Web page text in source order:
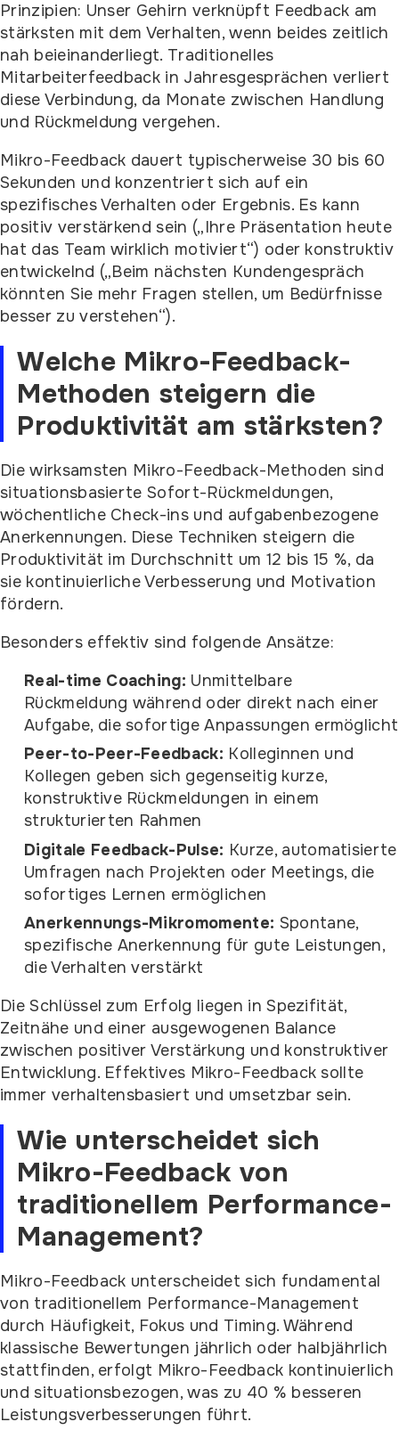
Prinzipien: Unser Gehirn verknüpft Feedback am
stärksten mit dem Verhalten, wenn beides zeitlich
nah beieinanderliegt. Traditionelles
Mitarbeiterfeedback in Jahresgesprächen verliert
diese Verbindung, da Monate zwischen Handlung
und Rückmeldung vergehen.
Mikro-Feedback dauert typischerweise 30 bis 60
Sekunden und konzentriert sich auf ein
spezifisches Verhalten oder Ergebnis. Es kann
positiv verstärkend sein („Ihre Präsentation heute
hat das Team wirklich motiviert“) oder konstruktiv
entwickelnd („Beim nächsten Kundengespräch
könnten Sie mehr Fragen stellen, um Bedürfnisse
besser zu verstehen“).
Welche Mikro-Feedback-
Methoden steigern die
Produktivität am stärksten?
Die wirksamsten Mikro-Feedback-Methoden sind
situationsbasierte Sofort-Rückmeldungen,
wöchentliche Check-ins und aufgabenbezogene
Anerkennungen. Diese Techniken steigern die
Produktivität im Durchschnitt um 12 bis 15 %, da
sie kontinuierliche Verbesserung und Motivation
fördern.
Besonders effektiv sind folgende Ansätze:
Real-time Coaching: Unmittelbare
Rückmeldung während oder direkt nach einer
Aufgabe, die sofortige Anpassungen ermöglicht
Peer-to-Peer-Feedback: Kolleginnen und
Kollegen geben sich gegenseitig kurze,
konstruktive Rückmeldungen in einem
strukturierten Rahmen
Digitale Feedback-Pulse: Kurze, automatisierte
Umfragen nach Projekten oder Meetings, die
sofortiges Lernen ermöglichen
Anerkennungs-Mikromomente: Spontane,
spezifische Anerkennung für gute Leistungen,
die Verhalten verstärkt
Die Schlüssel zum Erfolg liegen in Spezifität,
Zeitnähe und einer ausgewogenen Balance
zwischen positiver Verstärkung und konstruktiver
Entwicklung. Effektives Mikro-Feedback sollte
immer verhaltensbasiert und umsetzbar sein.
Wie unterscheidet sich
Mikro-Feedback von
traditionellem Performance-
Management?
Mikro-Feedback unterscheidet sich fundamental
von traditionellem Performance-Management
durch Häufigkeit, Fokus und Timing. Während
klassische Bewertungen jährlich oder halbjährlich
stattfinden, erfolgt Mikro-Feedback kontinuierlich
und situationsbezogen, was zu 40 % besseren
Leistungsverbesserungen führt.